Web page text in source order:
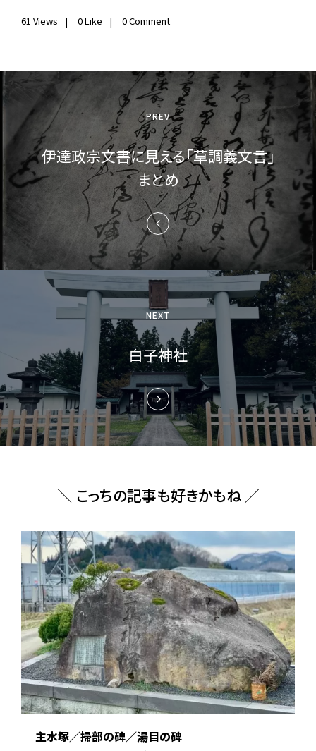
61 Views 0Like 0 Comment
投
稿
ナ
ビ
ゲ
ー
シ
PREV
伊達政宗文書に見える「草調義文言」
まとめ
NEXT
白子神社
＼ こっちの記事も好きかもね ／
主水塚／掃部の碑／湯目の碑